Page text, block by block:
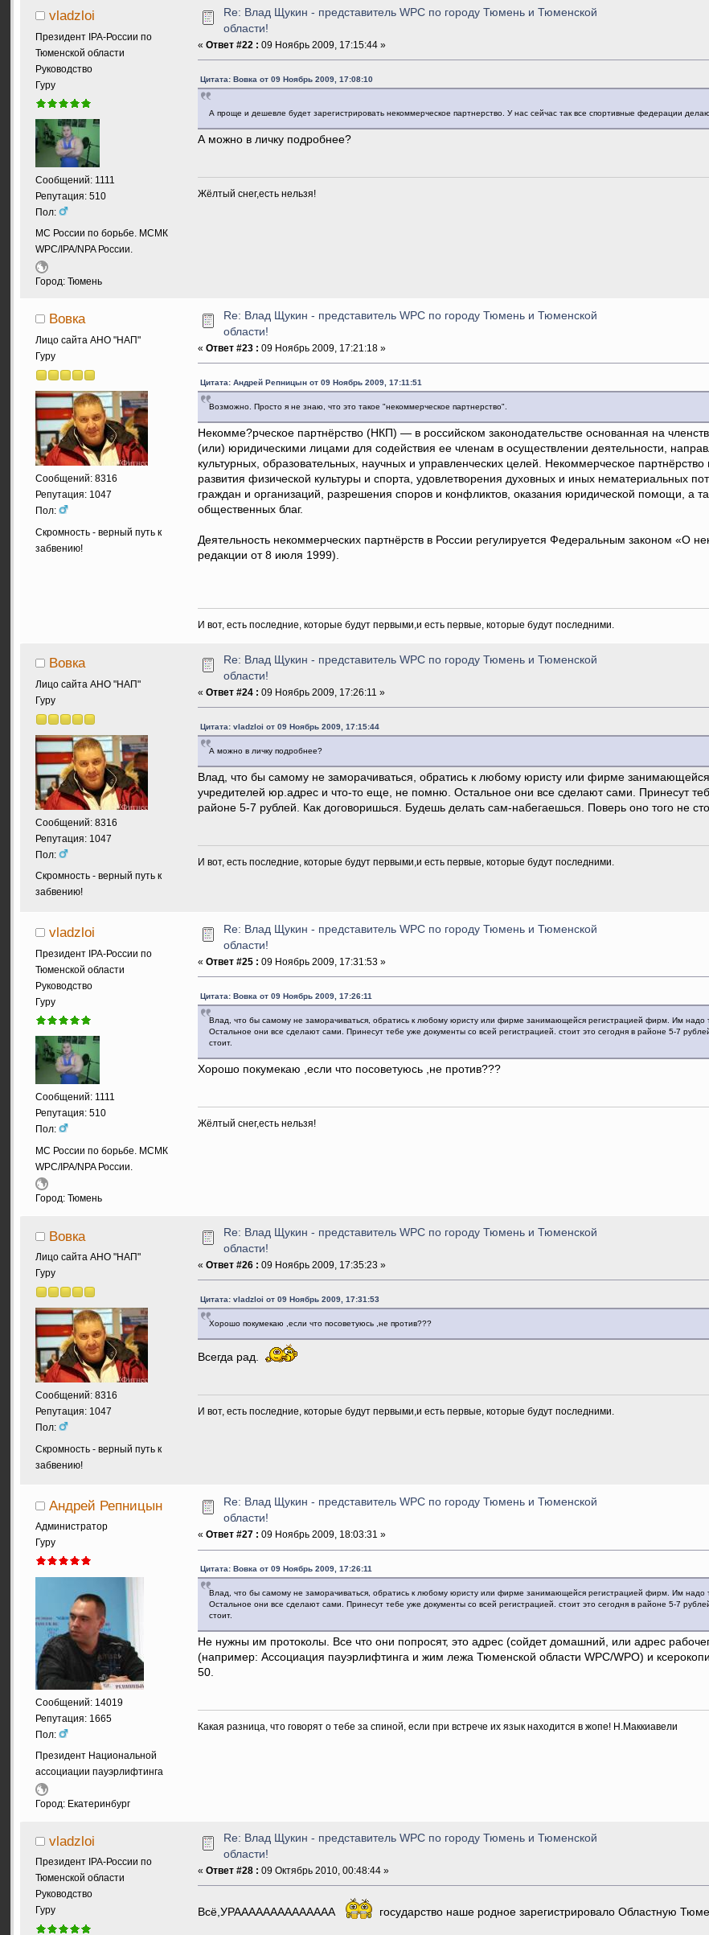
vladzloi
Президент IPA-России по
Тюменской области
Руководство
Гуру
Сообщений: 1111
Репутация: 510
Пол:
МС России по борьбе. МСМК
WPC/IPA/NPA России.
Город: Тюмень
Re: Влад Щукин - представитель WPC по городу Тюмень и Тюменской
области!
« Ответ #22 : 09 Ноябрь 2009, 17:15:44 »
Цитата: Вовка от 09 Ноябрь 2009, 17:08:10
А проще и дешевле будет зарегистрировать некоммерческое партнерство. У нас сейчас так все спортивные федерации
А можно в личку подробнее?
Жёлтый снег,есть нельзя!
Вовка
Лицо сайта АНО "НАП"
Гуру
Сообщений: 8316
Репутация: 1047
Пол:
Скромность - верный путь к
забвению!
Re: Влад Щукин - представитель WPC по городу Тюмень и Тюменской
области!
« Ответ #23 : 09 Ноябрь 2009, 17:21:18 »
Цитата: Андрей Репницын от 09 Ноябрь 2009, 17:11:51
Возможно. Просто я не знаю, что это такое "некоммерческое партнерство".
Некомме?рческое партнёрство (НКП) — в российском законодательстве основанная на
(или) юридическими лицами для содействия ее членам в осуществлении деятельности,
культурных, образовательных, научных и управленческих целей. Некоммерческое
развития физической культуры и спорта, удовлетворения духовных и иных нематериальных
граждан и организаций, разрешения споров и конфликтов, оказания юридической помощи, а
общественных благ.
Деятельность некоммерческих партнёрств в России регулируется Федеральным законом «О
редакции от 8 июля 1999).
И вот, есть последние, которые будут первыми,и есть первые, которые будут последними.
Вовка
Лицо сайта АНО "НАП"
Гуру
Сообщений: 8316
Репутация: 1047
Пол:
Скромность - верный путь к
забвению!
Re: Влад Щукин - представитель WPC по городу Тюмень и Тюменской
области!
« Ответ #24 : 09 Ноябрь 2009, 17:26:11 »
Цитата: vladzloi от 09 Ноябрь 2009, 17:15:44
А можно в личку подробнее?
Влад, что бы самому не заморачиваться, обратись к любому юристу или фирме
учредителей юр.адрес и что-то еще, не помню. Остальное они все сделают сами. Принесут
районе 5-7 рублей. Как договоришься. Будешь делать сам-набегаешься. Поверь оно того не
И вот, есть последние, которые будут первыми,и есть первые, которые будут последними.
vladzloi
Президент IPA-России по
Тюменской области
Руководство
Гуру
Сообщений: 1111
Репутация: 510
Пол:
МС России по борьбе. МСМК
WPC/IPA/NPA России.
Город: Тюмень
Re: Влад Щукин - представитель WPC по городу Тюмень и Тюменской
области!
« Ответ #25 : 09 Ноябрь 2009, 17:31:53 »
Цитата: Вовка от 09 Ноябрь 2009, 17:26:11
Влад, что бы самому не заморачиваться, обратись к любому юристу или фирме занимающейся регистрацией фирм. Им надо
Остальное они все сделают сами. Принесут тебе уже документы со всей регистрацией. стоит это сегодня в районе 5-7
стоит.
Хорошо покумекаю ,если что посоветуюсь ,не против???
Жёлтый снег,есть нельзя!
Вовка
Лицо сайта АНО "НАП"
Гуру
Сообщений: 8316
Репутация: 1047
Пол:
Скромность - верный путь к
забвению!
Re: Влад Щукин - представитель WPC по городу Тюмень и Тюменской
области!
« Ответ #26 : 09 Ноябрь 2009, 17:35:23 »
Цитата: vladzloi от 09 Ноябрь 2009, 17:31:53
Хорошо покумекаю ,если что посоветуюсь ,не против???
Всегда рад.
И вот, есть последние, которые будут первыми,и есть первые, которые будут последними.
Андрей Репницын
Администратор
Гуру
Сообщений: 14019
Репутация: 1665
Пол:
Президент Национальной
ассоциации пауэрлифтинга
Город: Екатеринбург
Re: Влад Щукин - представитель WPC по городу Тюмень и Тюменской
области!
« Ответ #27 : 09 Ноябрь 2009, 18:03:31 »
Цитата: Вовка от 09 Ноябрь 2009, 17:26:11
Влад, что бы самому не заморачиваться, обратись к любому юристу или фирме занимающейся регистрацией фирм. Им надо
Остальное они все сделают сами. Принесут тебе уже документы со всей регистрацией. стоит это сегодня в районе 5-7
стоит.
Не нужны им протоколы. Все что они попросят, это адрес (сойдет домашний, или адрес
(например: Ассоциация пауэрлифтинга и жим лежа Тюменской области WPC/WPO) и
50.
Какая разница, что говорят о тебе за спиной, если при встрече их язык находится в жопе! Н.Маккиавели
vladzloi
Президент IPA-России по
Тюменской области
Руководство
Гуру
Re: Влад Щукин - представитель WPC по городу Тюмень и Тюменской
области!
« Ответ #28 : 09 Октябрь 2010, 00:48:44 »
Всё,УРАААААААААААААА государство наше родное зарегистрировало Областную